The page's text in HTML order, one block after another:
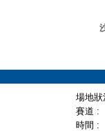
場地
賽道 :
時間 :